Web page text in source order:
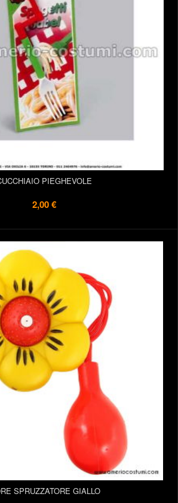
PIEGHEVOLE
2,00 €
SPRUZZATORE GIALLO